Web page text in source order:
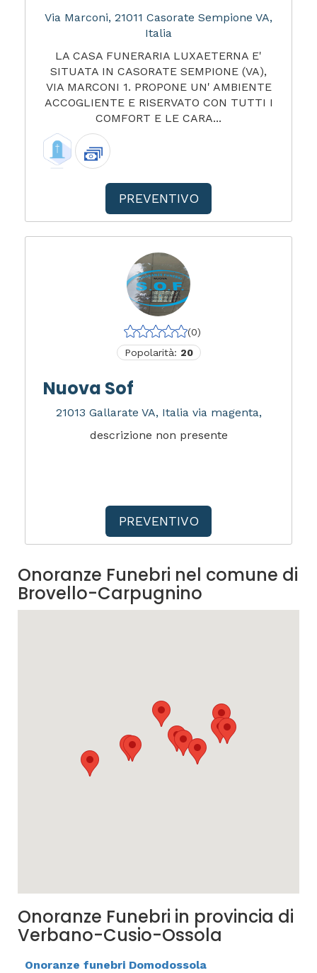
Via Marconi, 21011 Casorate Sempione VA,
Italia
LA CASA FUNERARIA LUXAETERNA E'
SITUATA IN CASORATE SEMPIONE (VA),
VIA MARCONI 1. PROPONE UN' AMBIENTE
ACCOGLIENTE E RISERVATO CON TUTTI I
COMFORT E LE CARA...
PREVENTIVO
(0)
Popolarità: 20
Nuova Sof
21013 Gallarate VA, Italia via magenta,
descrizione non presente
PREVENTIVO
Onoranze Funebri nel comune di
Brovello-Carpugnino
Onoranze Funebri in provincia di
Verbano-Cusio-Ossola
Onoranze funebri Domodossola